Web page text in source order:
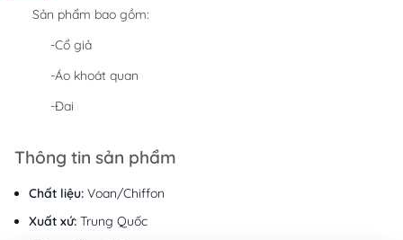
Sản phẩm bao gồm:
-Cổ giả
-Áo khoát quan
-Đai
Thông tin sản phẩm
Chất liệu: Voan/Chiffon
Xuất xứ: Trung Quốc